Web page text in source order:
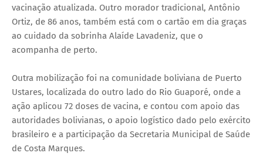
vacinação atualizada. Outro morador tradicional, Antônio
Ortiz, de 86 anos, também está com o cartão em dia graças
ao cuidado da sobrinha Alaíde Lavadeniz, que o
acompanha de perto.
Outra mobilização foi na comunidade boliviana de Puerto
Ustares, localizada do outro lado do Rio Guaporé, onde a
ação aplicou 72 doses de vacina, e contou com apoio das
autoridades bolivianas, o apoio logístico dado pelo exército
brasileiro e a participação da Secretaria Municipal de Saúde
de Costa Marques.